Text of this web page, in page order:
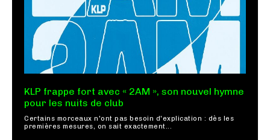
KLP frappe fort avec « 2AM », son nouvel hymne
pour les nuits de club
Certains morceaux n'ont pas besoin d'explication : dès les
premières mesures, on sait exactement...